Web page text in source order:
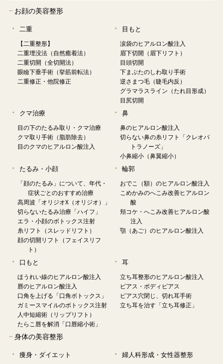
−お顔の美容整形
二重
【二重整形】
二重埋没法（自然癒着法）
二重切開（全切開法）
眼瞼下垂手術（挙筋前転法）
二重修正・他院修正
目もと
涙袋のヒアルロン酸注入
眉下切開（眉下リフト）
目頭切開
下まぶたのしわ取り手術
逆さまつ毛（睫毛内反）
グラマラスライン（たれ目形成）
目尻切開
クマ治療
目の下のたるみ取り・クマ治療
クマ取り手術（脂肪除去）
目のクマのヒアルロン酸注入
鼻
鼻のヒアルロン酸注入
切らない鼻の糸リフト「クレオパ
トラノーズ」
小鼻縮小（鼻翼縮小）
たるみ・小顔
「顔のたるみ」について、年代・
症状ごとのおすすめ治療
高周波「オリジオX（オリジオ）」
切らないたるみ治療「ハイフ」
エラ・小顔のボトックス注射
糸リフト（スレッドリフト）
顔の切開リフト（フェイスリフ
ト）
輪郭
おでこ（額）のヒアルロン酸注入
こめかみのへこみ改善ヒアルロン
酸
頬コケ・へこみ改善ヒアルロン酸
注入
顎（あご）のヒアルロン酸注入
口もと
ほうれい線のヒアルロン酸注入
唇のヒアルロン酸注入
口角を上げる「口角ボトックス」
ガミースマイルのボトックス注射
人中短縮術（リップリフト）
たらこ唇を解消「口唇縮小術」
耳
立ち耳整形のヒアルロン酸注入
ピアス・ボディピアス
ピアス穴閉じ、切れ耳手術
立ち耳を治す「立ち耳修正」
−身体の美容整形
痩身・ダイエット 婦人科形成・女性器整形